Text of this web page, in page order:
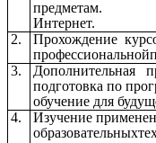
предметам.
Интернет.
2.
Прохождение
3.
Дополнительная
подготовка по
обучение для
4.
Изучение